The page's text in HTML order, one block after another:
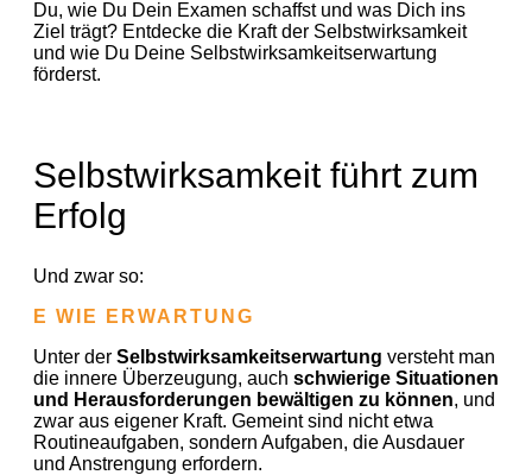
Du, wie Du Dein Examen schaffst und was Dich ins
Ziel trägt? Entdecke die Kraft der Selbstwirksamkeit
und wie Du Deine Selbstwirksamkeitserwartung
förderst.
Selbstwirksamkeit führt zum
Erfolg
Und zwar so:
E WIE ERWARTUNG
Unter der Selbstwirksamkeitserwartung versteht man
die innere Überzeugung, auch schwierige Situationen
und Herausforderungen bewältigen zu können, und
zwar aus eigener Kraft. Gemeint sind nicht etwa
Routineaufgaben, sondern Aufgaben, die Ausdauer
und Anstrengung erfordern.